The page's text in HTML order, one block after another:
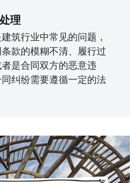
理
筑行业中常见的问题，
款的模糊不清、履行过
是合同双方的恶意违
纠纷需要遵循一定的法